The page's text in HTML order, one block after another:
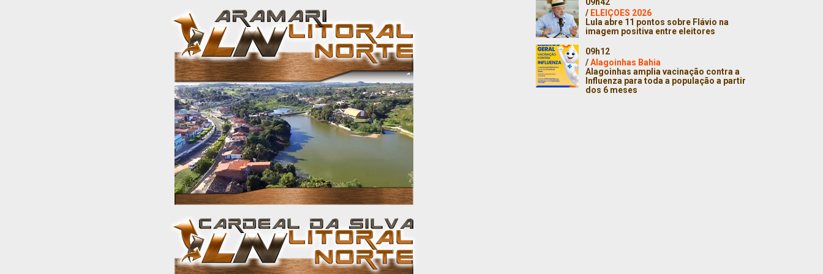
/ ELEIÇOES 2026
Lula abre 11 pontos sobre Flávio na
imagem positiva entre eleitores
09h12
/Alagoinhas Bahia
Alagoinhas amplia vacinação contra a
Influenza para toda a população a partir
dos 6 meses